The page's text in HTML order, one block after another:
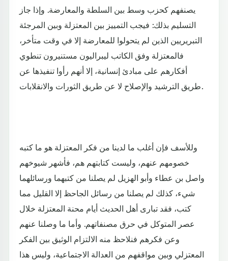
يصنفهم كحزب وسط بين السلطة والمعارضة. وإذا جاز
التسليم بذلك: فيجب التمييز بين المعتزلة وبين المرجئة
التبريريين الذين لم يتحولوا للمعارضة إلا في وقت متأخر،
فالمعتزلة وفق الكاتب ليبراليون مستنيرون تنطوي
أفكارهم على مبادئ إنسانية، إلا أنهم رأوا تنفيذها عن
طريق الترشيد والإصلاح لا عن طريق الثورات والانقلابات.
وللأسف فإن أغلب ما لدينا من فكر المعتزلة هو ما كتبه
خصومهم عنهم، وليست كتابتهم هم، فأشهر شيوخهم
واصل بن عطاء وأبو الهزيل لم يصلنا من كتبهما ورسائلهما
شيء، كذلك لم يصلنا من رسائل الجاحظ إلا القليل مما
كتب، فقد تبارى أهل الحديث أيام محنة المعتزلة خلال
عصر المتوكل في حرق مصنفاتهم. وأما ما وصلنا عنهم
وعن فكرهم فنلاحظ منه الالتزام الوثيق بين الفكر
المعتزلي وبين مواقفهم من العدالة الاجتماعية، وليس هذا